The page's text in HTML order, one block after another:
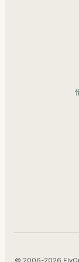
© 2006-2026